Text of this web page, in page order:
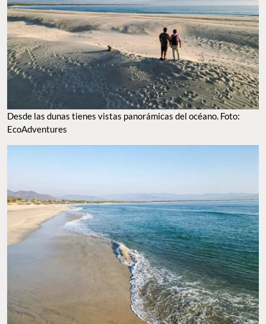
Desde las dunas tienes vistas panorámicas del océano. Foto:
EcoAdventures